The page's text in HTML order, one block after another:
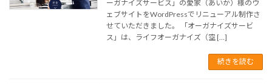
ーガナイズサービス」の愛家（あいか）様のウ
ェブサイトをWordPressでリニューアル制作さ
せていただきました。 「オーガナイズサービ
ス」は、ライフオーガナイズ（空 […]
続きを読む